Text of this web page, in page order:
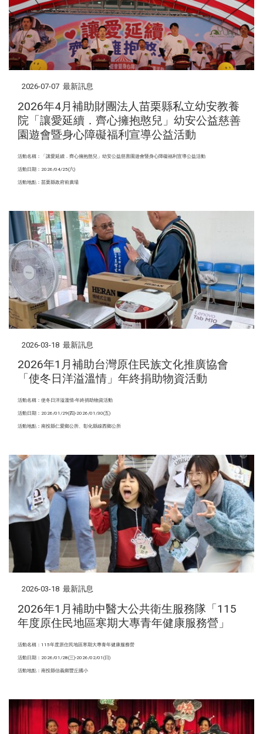
2026-07-07 最新訊息
2026年4月補助財團法人苗栗縣私立幼安教養
院「讓愛延續．齊心擁抱憨兒」幼安公益慈善
園遊會暨身心障礙福利宣導公益活動
活動名稱：「讓愛延續．齊心擁抱憨兒」幼安公益慈善園遊會暨身心障礙福利宣導公益活動
活動日期：2026/04/25(六)
活動地點：苗栗縣政府前廣場
2026-03-18 最新訊息
2026年1月補助台灣原住民族文化推廣協會
「使冬日洋溢溫情」年終捐助物資活動
活動名稱：使冬日洋溢溫情-年終捐助物資活動
活動日期：2026/01/29(四)-2026/01/30(五)
活動地點：南投縣仁愛鄉公所、彰化縣線西鄉公所
2026-03-18 最新訊息
2026年1月補助中醫大公共衛生服務隊「115
年度原住民地區寒期大專青年健康服務營」
活動名稱：115年度原住民地區寒期大專青年健康服務營
活動日期：2026/01/28(三)-2026/02/01(日)
活動地點：南投縣信義鄉豐丘國小